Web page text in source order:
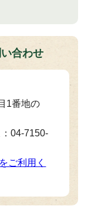
合わせ
1番地の
04-7150-
ご利用く